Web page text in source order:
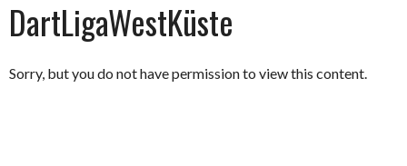
DartLigaWestKüste
Sorry, but you do not have permission to view this content.